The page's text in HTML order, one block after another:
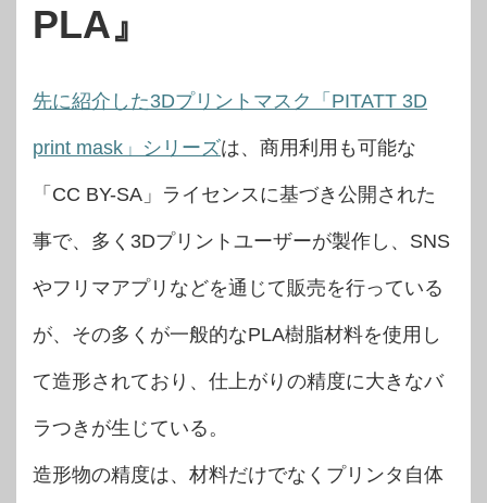
PLA』
先に紹介した3Dプリントマスク「PITATT 3D
print mask」シリーズは、商用利用も可能な
「CC BY-SA」ライセンスに基づき公開された
事で、多く3Dプリントユーザーが製作し、SNS
やフリマアプリなどを通じて販売を行っている
が、その多くが一般的なPLA樹脂材料を使用し
て造形されており、仕上がりの精度に大きなバ
ラつきが生じている。
造形物の精度は、材料だけでなくプリンタ自体